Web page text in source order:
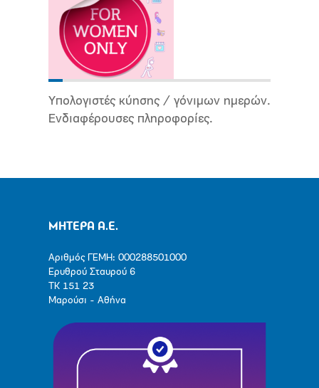
Υπολογιστές κύησης / γόνιμων ημερών.
Ενδιαφέρουσες πληροφορίες.
ΜΗΤΕΡΑ Α.Ε.
Αριθμός ΓΕΜΗ: 000288501000
Ερυθρού Σταυρού 6
ΤΚ 151 23
Μαρούσι - Αθήνα